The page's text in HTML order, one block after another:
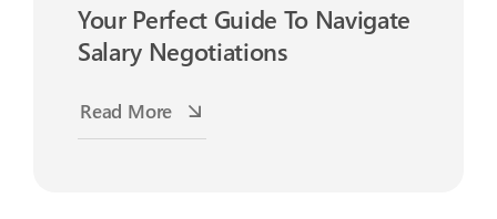
Your Perfect Guide To Navigate
Salary Negotiations
Read More